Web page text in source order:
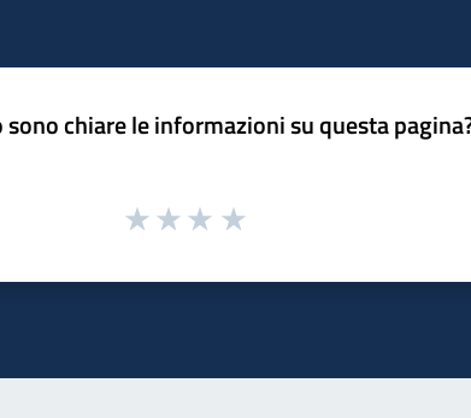
sono chiare le informazioni su questa